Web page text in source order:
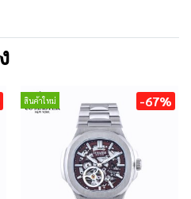
สินค้าใหม่ -67%